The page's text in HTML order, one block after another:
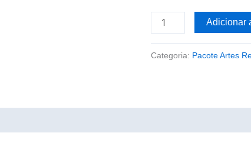
Adicionar
Categoria: Pacote Artes